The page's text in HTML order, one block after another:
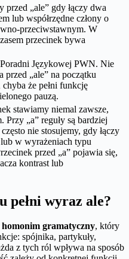
przed „ale” gdy łączy dwa
lub współrzędne człony o
przeciwstawnym. W
przecinek bywa
Językowej PWN. Nie
przed „ale” na początku
że pełni funkcję
pauzą.
stawiamy niemal zawsze,
Przy „a” reguły są bardziej
nie stosujemy, gdy łączy
w wyrażeniach typu
przed „a” pojawia się,
kontrast lub
pełni wyraz ale?
gramatyczny, który
spójnika, partykuły,
z tych ról wpływa na sposób